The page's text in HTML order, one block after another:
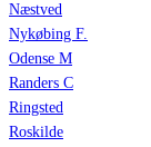
Næstved
Nykøbing F.
Odense M
Randers C
Ringsted
Roskilde